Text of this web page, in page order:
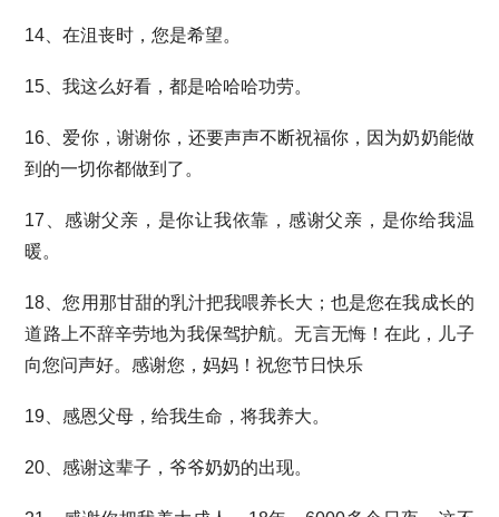
14、在沮丧时，您是希望。
15、我这么好看，都是哈哈哈功劳。
16、爱你，谢谢你，还要声声不断祝福你，因为奶奶能做
到的一切你都做到了。
17、感谢父亲，是你让我依靠，感谢父亲，是你给我温
暖。
18、您用那甘甜的乳汁把我喂养长大；也是您在我成长的
道路上不辞辛劳地为我保驾护航。无言无悔！在此，儿子
向您问声好。感谢您，妈妈！祝您节日快乐
19、感恩父母，给我生命，将我养大。
20、感谢这辈子，爷爷奶奶的出现。